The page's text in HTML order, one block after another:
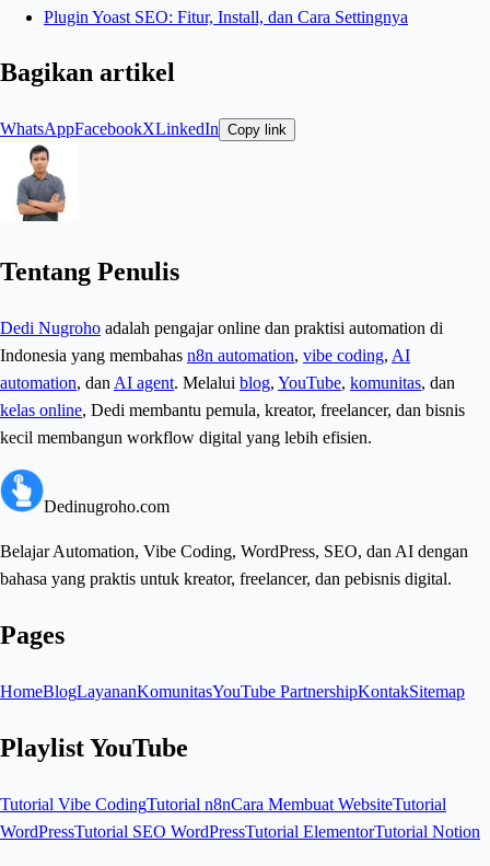
Plugin Yoast SEO: Fitur, Install, dan Cara Settingnya
Bagikan artikel
WhatsAppFacebookXLinkedIn Copy link
Tentang Penulis
Dedi Nugroho adalah pengajar online dan praktisi automation di
Indonesia yang membahas n8n automation, vibe coding, AI
automation, dan AI agent. Melalui blog, YouTube, komunitas, dan
kelas online, Dedi membantu pemula, kreator, freelancer, dan bisnis
kecil membangun workflow digital yang lebih efisien.
Dedinugroho.com
Belajar Automation, Vibe Coding, WordPress, SEO, dan AI dengan
bahasa yang praktis untuk kreator, freelancer, dan pebisnis digital.
Pages
HomeBlogLayananKomunitasYouTube PartnershipKontakSitemap
Playlist YouTube
Tutorial Vibe CodingTutorial n8nCara Membuat WebsiteTutorial
WordPressTutorial SEO WordPressTutorial ElementorTutorial Notion